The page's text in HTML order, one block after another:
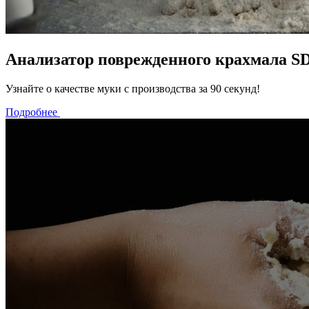
Анализатор поврежденного крахмала
Узнайте о качестве муки с производства за 90 секунд!
Подробнее